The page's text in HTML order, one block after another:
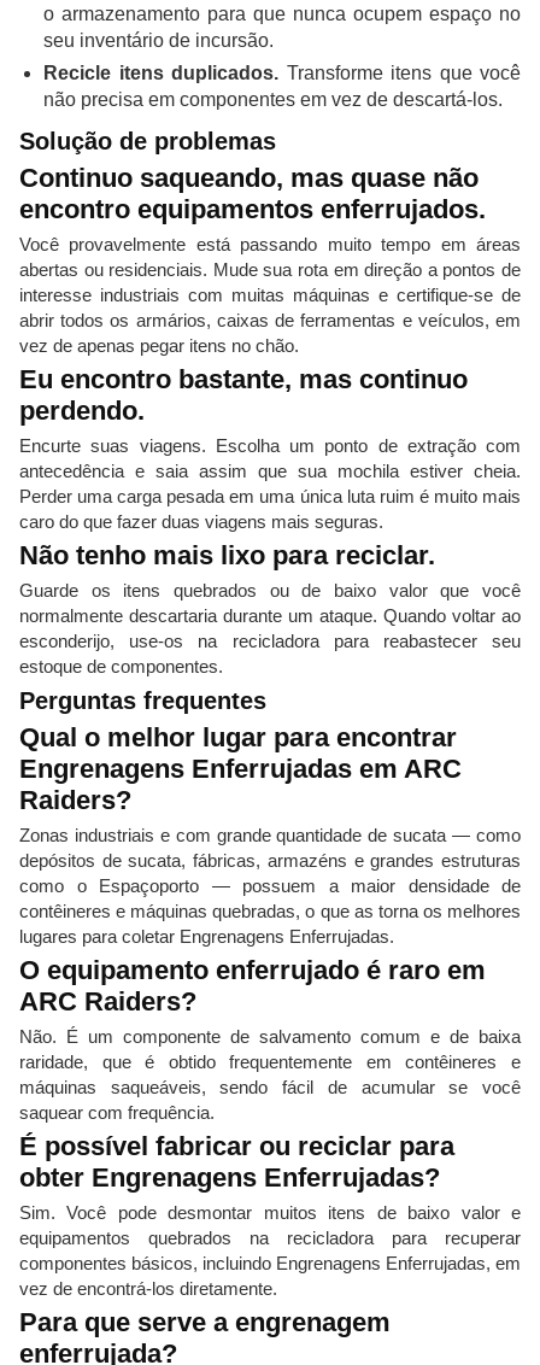
o armazenamento para que nunca ocupem espaço no
seu inventário de incursão.
Recicle itens duplicados. Transforme itens que você
não precisa em componentes em vez de descartá-los.
Solução de problemas
Continuo saqueando, mas quase não
encontro equipamentos enferrujados.
Você provavelmente está passando muito tempo em áreas
abertas ou residenciais. Mude sua rota em direção a pontos de
interesse industriais com muitas máquinas e certifique-se de
abrir todos os armários, caixas de ferramentas e veículos, em
vez de apenas pegar itens no chão.
Eu encontro bastante, mas continuo
perdendo.
Encurte suas viagens. Escolha um ponto de extração com
antecedência e saia assim que sua mochila estiver cheia.
Perder uma carga pesada em uma única luta ruim é muito mais
caro do que fazer duas viagens mais seguras.
Não tenho mais lixo para reciclar.
Guarde os itens quebrados ou de baixo valor que você
normalmente descartaria durante um ataque. Quando voltar ao
esconderijo, use-os na recicladora para reabastecer seu
estoque de componentes.
Perguntas frequentes
Qual o melhor lugar para encontrar
Engrenagens Enferrujadas em ARC
Raiders?
Zonas industriais e com grande quantidade de sucata — como
depósitos de sucata, fábricas, armazéns e grandes estruturas
como o Espaçoporto — possuem a maior densidade de
contêineres e máquinas quebradas, o que as torna os melhores
lugares para coletar Engrenagens Enferrujadas.
O equipamento enferrujado é raro em
ARC Raiders?
Não. É um componente de salvamento comum e de baixa
raridade, que é obtido frequentemente em contêineres e
máquinas saqueáveis, sendo fácil de acumular se você
saquear com frequência.
É possível fabricar ou reciclar para
obter Engrenagens Enferrujadas?
Sim. Você pode desmontar muitos itens de baixo valor e
equipamentos quebrados na recicladora para recuperar
componentes básicos, incluindo Engrenagens Enferrujadas, em
vez de encontrá-los diretamente.
Para que serve a engrenagem
enferrujada?